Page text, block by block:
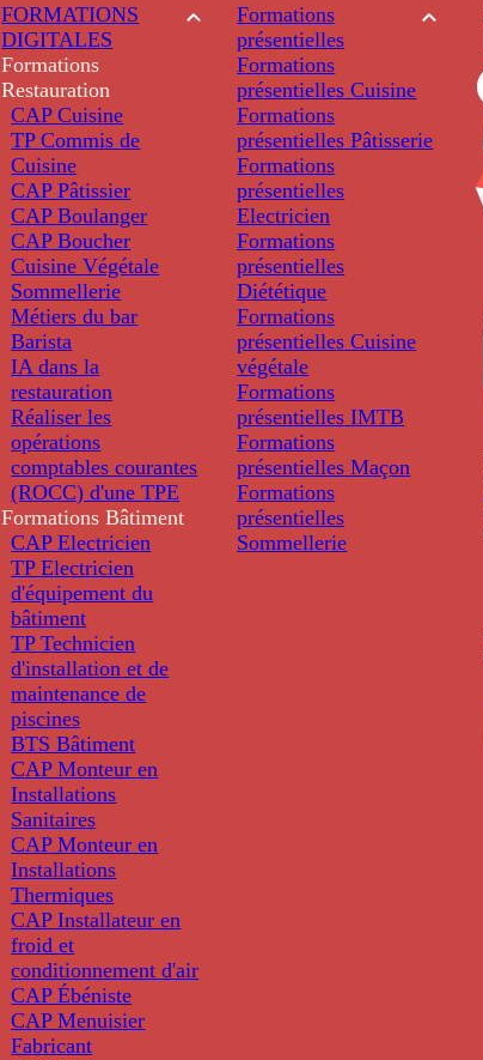
FORMATIONS
DIGITALES
Formations
Restauration
CAP Cuisine
TP Commis de
Cuisine
CAP Pâtissier
CAP Boulanger
CAP Boucher
Cuisine Végétale
Sommellerie
Métiers du bar
Barista
IA dans la
restauration
Réaliser les
opérations
comptables courantes
(ROCC) d'une TPE
Formations Bâtiment
CAP Electricien
TP Electricien
d'équipement du
bâtiment
TP Technicien
d'installation et de
maintenance de
piscines
BTS Bâtiment
CAP Monteur en
Installations
Sanitaires
CAP Monteur en
Installations
Thermiques
CAP Installateur en
froid et
conditionnement d'air
CAP Ébéniste
CAP Menuisier
Fabricant
Formations
présentielles
Formations
présentielles Cuisine
Formations
présentielles Pâtisserie
Formations
présentielles
Electricien
Formations
présentielles
Diététique
Formations
présentielles Cuisine
végétale
Formations
présentielles IMTB
Formations
présentielles Maçon
Formations
présentielles
Sommellerie